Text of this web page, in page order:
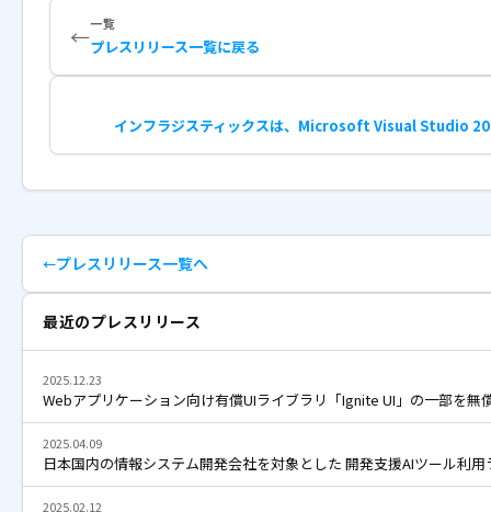
←一覧
プレスリリース一覧に戻る
インフラジスティックスは、Microsoft Visual Studio
プレスリリース一覧へ
最近のプレスリリース
2025.12.23
Webアプリケーション向け有償UIライブラリ「Ignite UI」の一部を無
2025.04.09
日本国内の情報システム開発会社を対象とした 開発支援AIツール利
2025.02.12